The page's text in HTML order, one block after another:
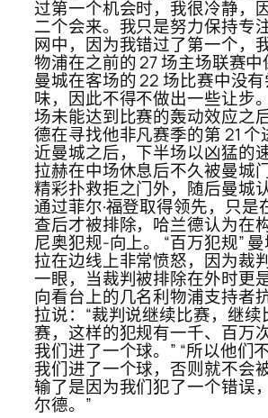
过第一个机会时，我很冷静，
二个会来。我只是努力保持专
网中，因为我错过了第一个，
物浦在之前的 27 场主场联赛
曼城在客场的 22 场比赛中没
味，因此不得不做出一些让步
场未能达到比赛的轰动效应之
德在寻找他非凡赛季的第 21
近曼城之后，下半场以凶猛的
拉赫在中场休息后不久被曼城
精彩扑救拒之门外，随后曼城
通过菲尔·福登取得领先，只是
查后才被排除，哈兰德认为在
尼奥犯规-向上。 “百万犯规”
拉在边线上非常愤怒，因为裁
一眼，当裁判被排除在外时更
向看台上的几名利物浦支持者
拉说：“裁判说继续比赛，继
赛，这样的犯规有一千、百万
我们进了一个球。” “所以他们
我们进了一个球，否则就不会
输了是因为我们犯了一个错误
尔德。”